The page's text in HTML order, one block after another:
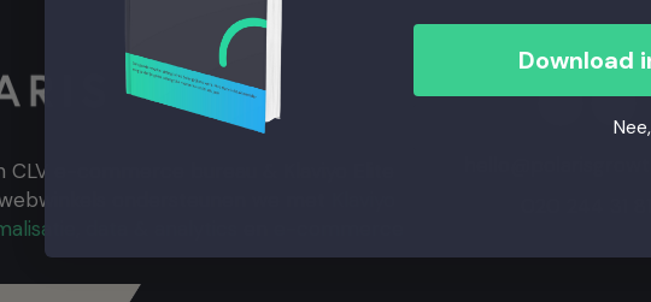
e-commerce bureau & Klaviyo Elite
ondersteunen we met
Download